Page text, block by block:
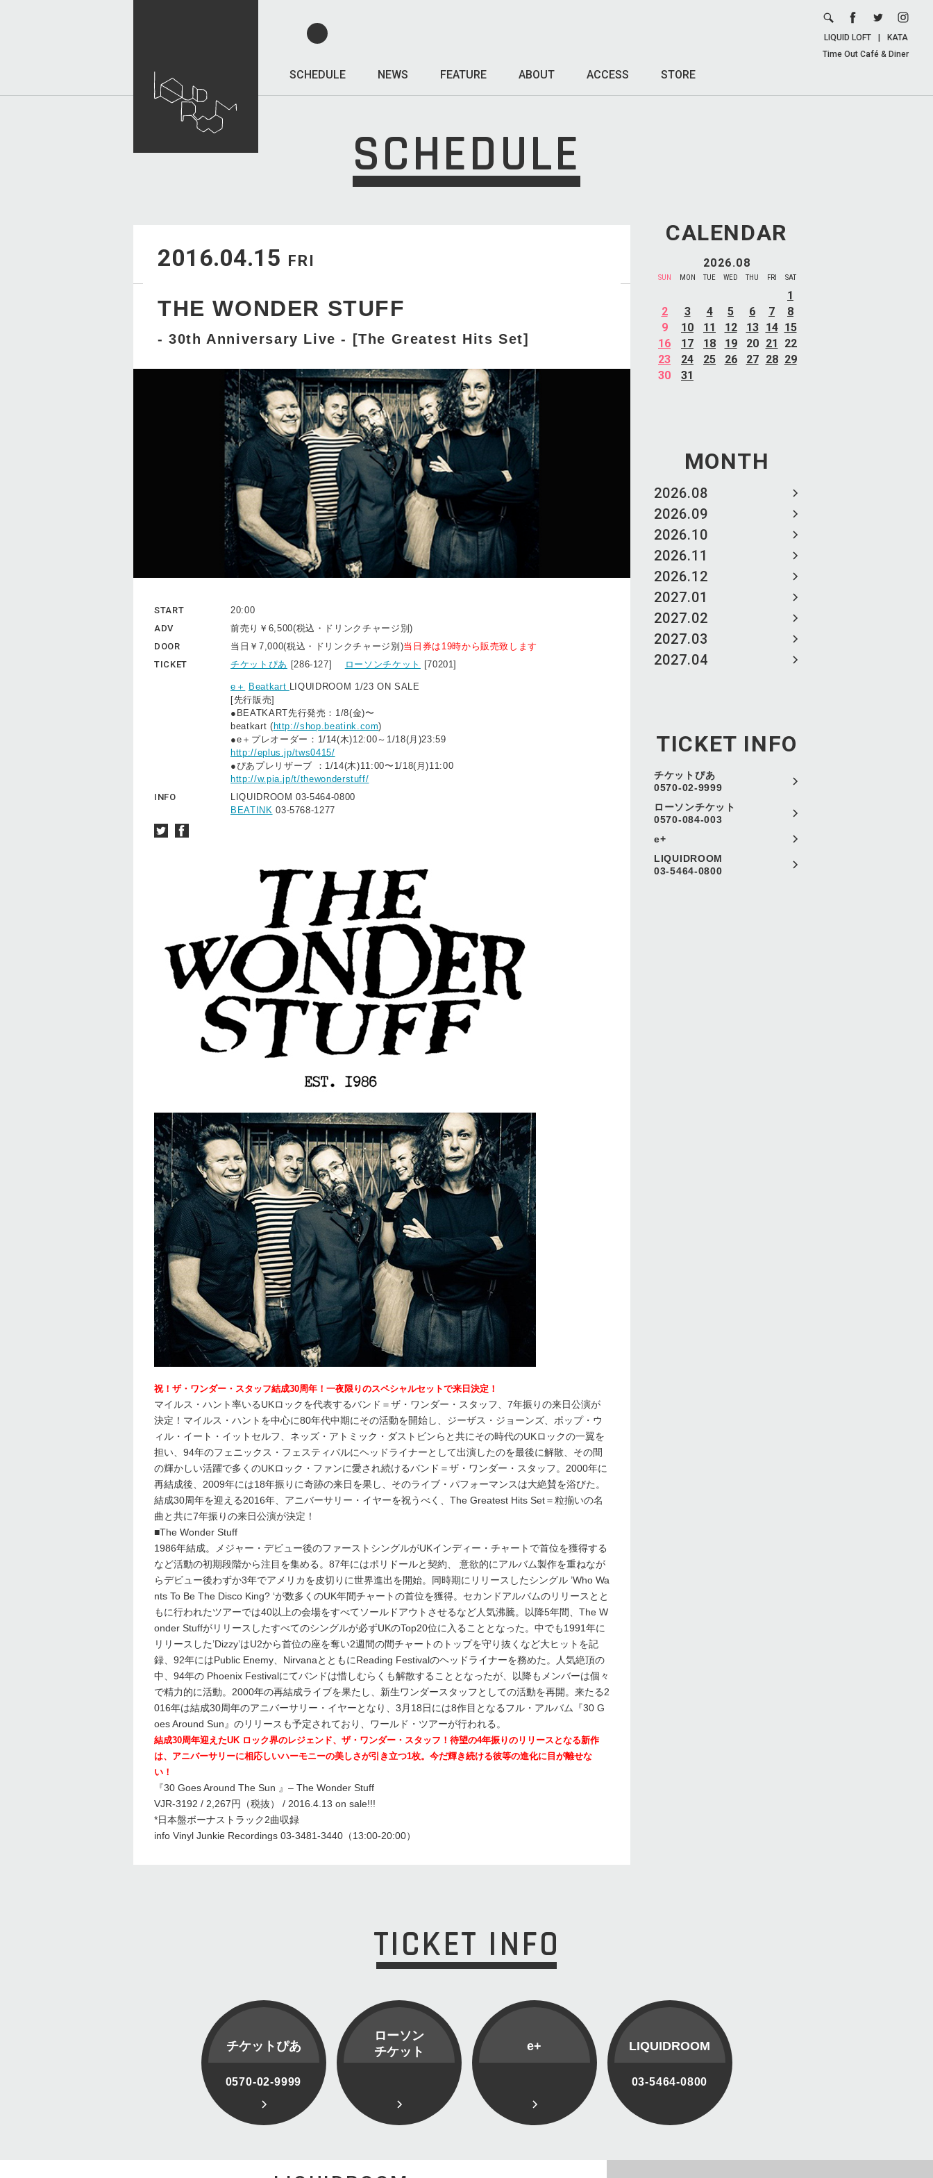
SCHEDULE NEWS FEATURE ABOUT ACCESS STORE
LIQUID LOFT
KATA
Time Out Café & Diner
SCHEDULE
CALENDAR
2026.08
SUN MON TUE WED THU FRI SAT
1
2
3 4 5 6 7
8
9
10 11 12 13 14 15
16
17 18 19 20 21
22
23
24 25 26 27 28 29
30
31
MONTH
2026.08
2026.09
2026.10
2026.11
2026.12
2027.01
2027.02
2027.03
2027.04
TICKET INFO
チケットぴあ
0570-02-9999
ローソンチケット
0570-084-003
e+
LIQUIDROOM
03-5464-0800
2016.04.15 FRI
THE WONDER STUFF
- 30th Anniversary Live - [The Greatest Hits Set]
START
20:00
ADV
前売り￥6,500(税込・ドリンクチャージ別)
DOOR
当日￥7,000(税込・ドリンクチャージ別)当日券は19時から販売致します
TICKET
チケットぴあ [286-127] ローソンチケット [70201]
e＋ Beatkart LIQUIDROOM 1/23 ON SALE
[先行販売]
●BEATKART先行発売：1/8(金)〜
beatkart ( http://shop.beatink.com)
●e＋プレオーダー：1/14(木)12:00～1/18(月)23:59
http://eplus.jp/tws0415/
●ぴあプレリザーブ ：1/14(木)11:00〜1/18(月)11:00
http://w.pia.jp/t/thewonderstuff/
INFO
LIQUIDROOM 03-5464-0800
BEATINK 03-5768-1277
祝！ザ・ワンダー・スタッフ結成30周年！一夜限りのスペシャルセットで来日決定！
マイルス・ハント率いるUKロックを代表するバンド＝ザ・ワンダー・スタッフ、7年振りの来日公演が
決定！マイルス・ハントを中心に80年代中期にその活動を開始し、ジーザス・ジョーンズ、ポップ・ウ
ィル・イート・イットセルフ、ネッズ・アトミック・ダストビンらと共にその時代のUKロックの一翼を
担い、94年のフェニックス・フェスティバルにヘッドライナーとして出演したのを最後に解散、その間
の輝かしい活躍で多くのUKロック・ファンに愛され続けるバンド＝ザ・ワンダー・スタッフ。2000年に
再結成後、2009年には18年振りに奇跡の来日を果し、そのライブ・パフォーマンスは大絶賛を浴びた。
結成30周年を迎える2016年、アニバーサリー・イヤーを祝うべく、The Greatest Hits Set＝粒揃いの名
曲と共に7年振りの来日公演が決定！
■The Wonder Stuff
1986年結成。メジャー・デビュー後のファーストシングルがUKインディー・チャートで首位を獲得する
など活動の初期段階から注目を集める。87年にはポリドールと契約、 意欲的にアルバム製作を重ねなが
らデビュー後わずか3年でアメリカを皮切りに世界進出を開始。同時期にリリースしたシングル ’Who Wa
nts To Be The Disco King? ‘が数多くのUK年間チャートの首位を獲得。セカンドアルバムのリリースとと
もに行われたツアーでは40以上の会場をすべてソールドアウトさせるなど人気沸騰。以降5年間、The W
onder Stuffがリリースしたすべてのシングルが必ずUKのTop20位に入ることとなった。中でも1991年に
リリースした’Dizzy’はU2から首位の座を奪い2週間の間チャートのトップを守り抜くなど大ヒットを記
録、92年にはPublic Enemy、NirvanaとともにReading Festivalのヘッドライナーを務めた。人気絶頂の
中、94年の Phoenix Festivalにてバンドは惜しむらくも解散することとなったが、以降もメンバーは個々
で精力的に活動。2000年の再結成ライブを果たし、新生ワンダースタッフとしての活動を再開。来たる2
016年は結成30周年のアニバーサリー・イヤーとなり、3月18日には8作目となるフル・アルバム『30 G
oes Around Sun』のリリースも予定されており、ワールド・ツアーが行われる。
結成30周年迎えたUK ロック界のレジェンド、ザ・ワンダー・スタッフ！待望の4年振りのリリースとなる新作
は、アニバーサリーに相応しいハーモニーの美しさが引き立つ1枚。今だ輝き続ける彼等の進化に目が離せな
い！
『30 Goes Around The Sun 』– The Wonder Stuff
VJR-3192 / 2,267円（税抜） / 2016.4.13 on sale!!!
*日本盤ボーナストラック2曲収録
info Vinyl Junkie Recordings 03-3481-3440（13:00-20:00）
TICKET INFO
チケットぴあ
0570-02-9999
ローソン
チケット
e+ LIQUIDROOM
03-5464-0800